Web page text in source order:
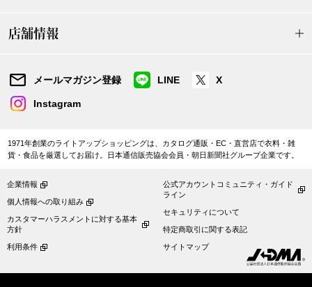
ショルダーバ
リュック･バッ
ボストンバッグ
スーツケース
その他
店舗情報
メールマガジン登録 LINE X
Instagram
1971年創業のライトアップショッピングは、カタログ通販・EC・直営店で衣料・雑
貨・食品を厳選してお届け。日本通信販売協会会員・朝日新聞社グループ企業です。
企業情報
個人情報への取り組み
カスタマーハラスメントに対する基本
方針
利用条件
公式アカウントコミュニティ・ガイド
ライン
セキュリティについて
特定商取引に関する表記
サイトマップ